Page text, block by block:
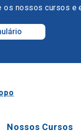
os nossos cursos e
Nossos Cursos